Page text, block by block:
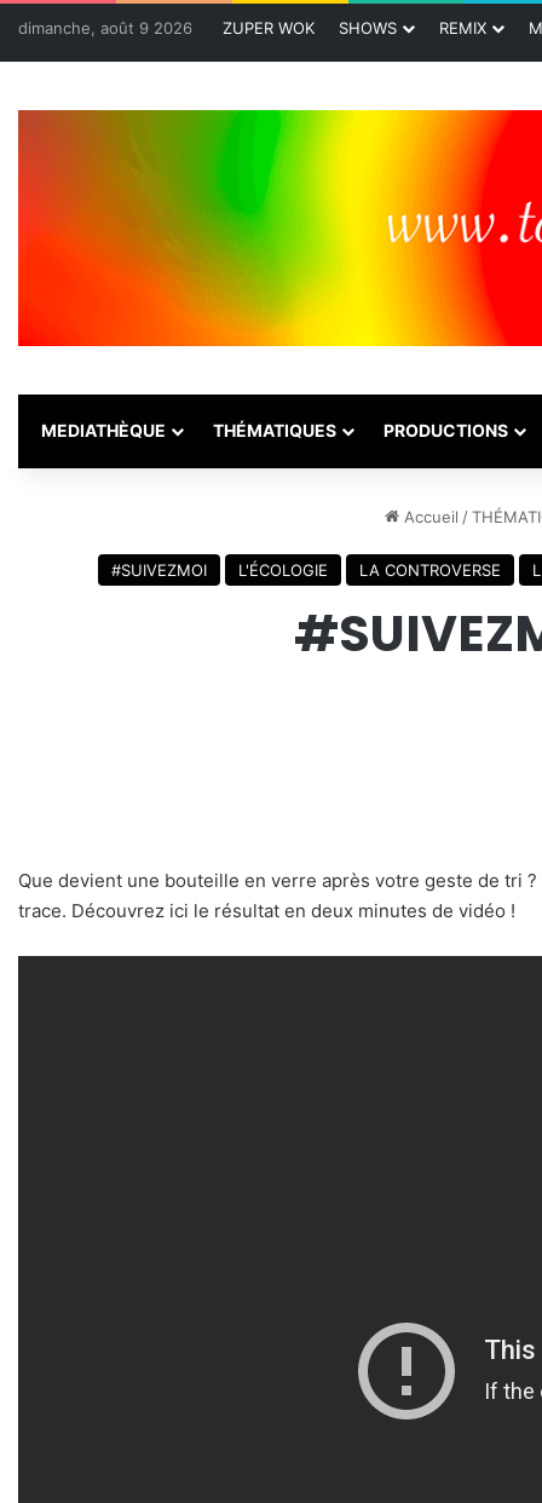
dimanche, août 9 2026 ZUPER WOK SHOWS REMIX
MEDIATHÈQUE THÉMATIQUES PRODUCTIONS
Accueil /
#SUIVEZMOI L'ÉCOLOGIE LA CONTROVERSE
Que devient une bouteille en verre après votre geste de tri ?
trace. Découvrez ici le résultat en deux minutes de vidéo !